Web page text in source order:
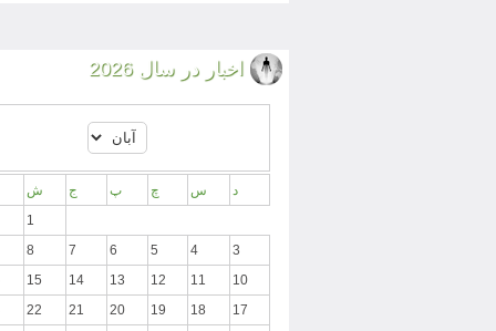
اخبار در سال 2026
د س چ پ ج ش
1
3
4
5
6
7
8
10
11
12
13
14
15
17
18
19
20
21
22